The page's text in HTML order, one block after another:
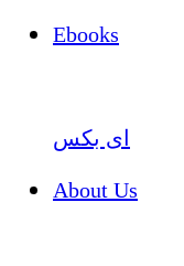
Ebooks
ای بکس
About Us